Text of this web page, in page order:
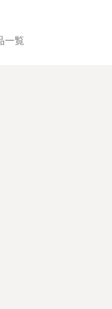
一覧